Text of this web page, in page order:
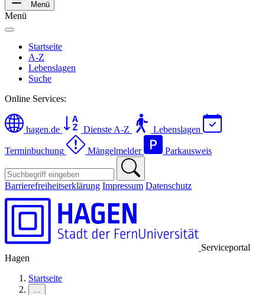
Menü
Menü
Startseite
A-Z
Lebenslagen
Suche
Online Services:
hagen.de Dienste A-Z Lebenslagen
Terminbuchung Mängelmelder Parkausweis
Barrierefreiheitserklärung Impressum Datenschutz
Serviceportal
Hagen
Startseite
…